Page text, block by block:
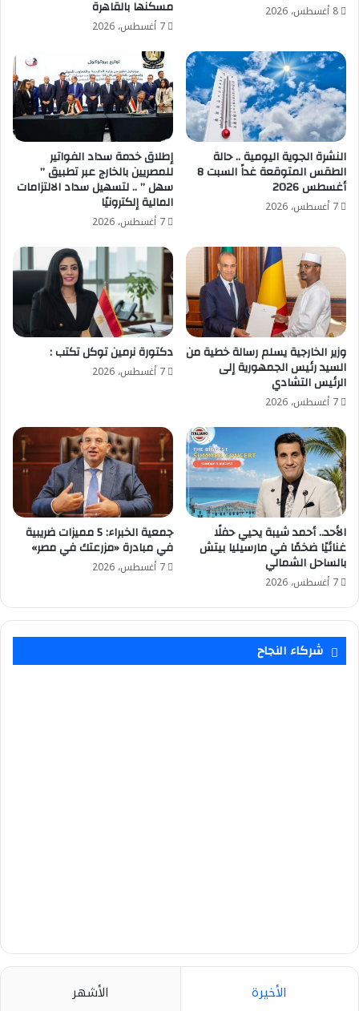
8 أغسطس، 2026 مسكنها بالقاهرة
7 أغسطس، 2026
النشرة الجوية اليومية .. حالة
الطقس المتوقعة غداً السبت 8
أغسطس 2026
7 أغسطس، 2026
إطلاق خدمة سداد الفواتير
للمصريين بالخارج عبر تطبيق ”
سهل ” .. لتسهيل سداد الالتزامات
المالية إلكترونيًا
7 أغسطس، 2026
وزير الخارجية يسلم رسالة خطية من
السيد رئيس الجمهورية إلى
الرئيس التشادي
7 أغسطس، 2026
​دكتورة نرمين توكل تكتب :
7 أغسطس، 2026
الأحد.. أحمد شيبة يحيي حفلًا
غنائيًا ضخمًا في مارسيليا بيتش
بالساحل الشمالي
7 أغسطس، 2026
جمعية الخبراء: 5 مميزات ضريبية
في مبادرة «مزرعتك في مصر»
7 أغسطس، 2026
شركاء النجاح
الأخيرة الأشهر